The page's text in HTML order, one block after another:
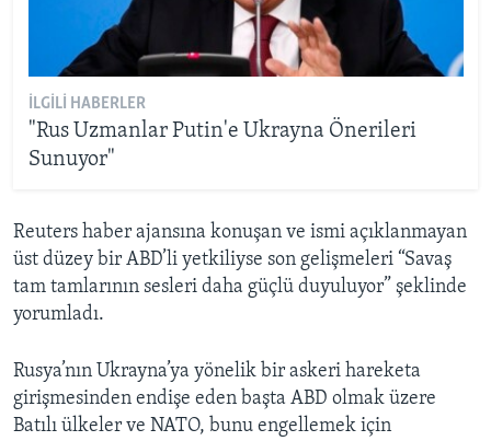
İLGILI HABERLER
"Rus Uzmanlar Putin'e Ukrayna Önerileri
Sunuyor"
Reuters haber ajansına konuşan ve ismi açıklanmayan
üst düzey bir ABD’li yetkiliyse son gelişmeleri “Savaş
tam tamlarının sesleri daha güçlü duyuluyor” şeklinde
yorumladı.
Rusya’nın Ukrayna’ya yönelik bir askeri hareketa
girişmesinden endişe eden başta ABD olmak üzere
Batılı ülkeler ve NATO, bunu engellemek için